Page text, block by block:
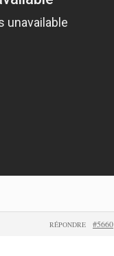
#5660
RÉPONDRE